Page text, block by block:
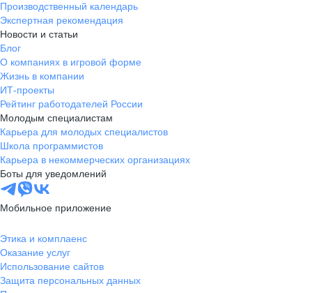
Производственный календарь
Экспертная рекомендация
Новости и статьи
Блог
О компаниях в игровой форме
Жизнь в компании
ИТ-проекты
Рейтинг работодателей России
Молодым специалистам
Карьера для молодых специалистов
Школа программистов
Карьера в некоммерческих организациях
Боты для уведомлений
Мобильное приложение
Этика и комплаенс
Оказание услуг
Использование сайтов
Защита персональных данных